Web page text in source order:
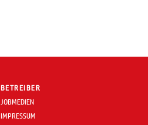
BETREIBER
JOBMEDIEN
IMPRESSUM